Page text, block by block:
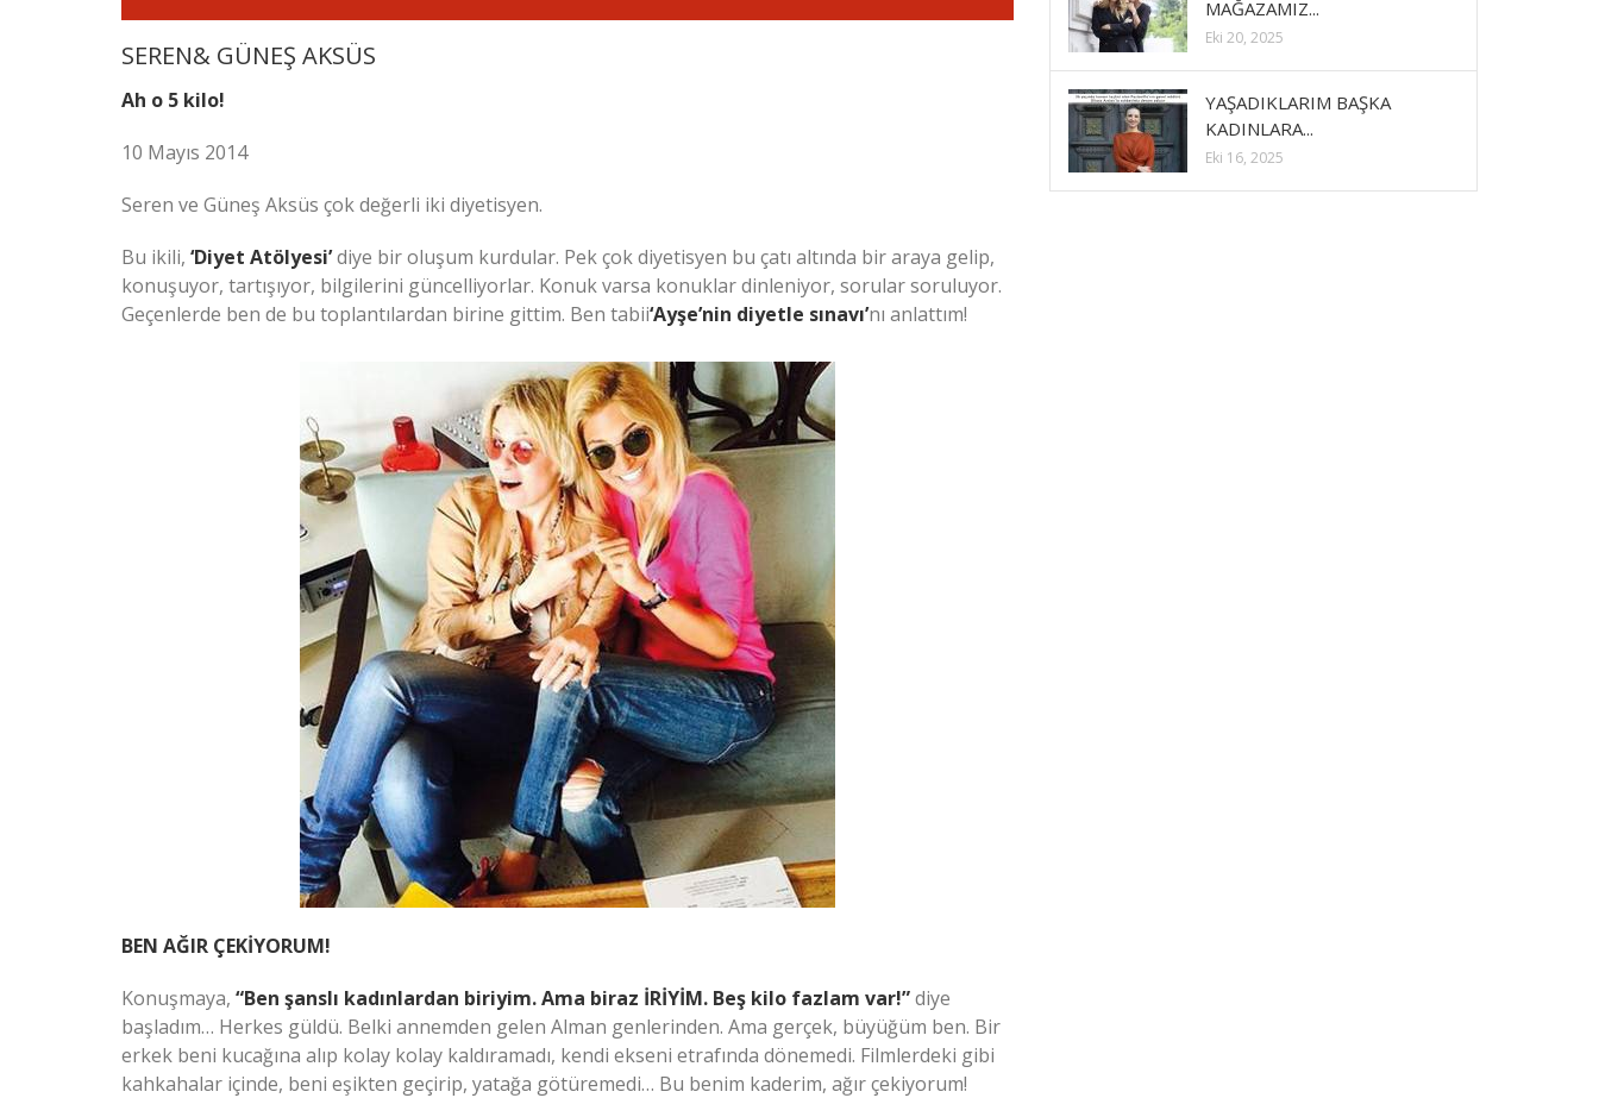
SEREN& GÜNEŞ AKSÜS
Ah o 5 kilo!
10 Mayıs 2014
Seren ve Güneş Aksüs çok değerli iki diyetisyen.
Bu ikili, ‘Diyet Atölyesi’diye bir oluşum kurdular. Pek çok diyetisyen bu çatı altında bir araya gelip,
konuşuyor, tartışıyor, bilgilerini güncelliyorlar. Konuk varsa konuklar dinleniyor, sorular soruluyor.
Geçenlerde ben de bu toplantılardan birine gittim. Ben tabii‘Ayşe’nin diyetle sınavı’nı anlattım!
BEN AĞIR ÇEKİYORUM!
Konuşmaya, “Ben şanslı kadınlardan biriyim. Ama biraz İRİYİM. Beş kilo fazlam var!”diye
başladım… Herkes güldü. Belki annemden gelen Alman genlerinden. Ama gerçek, büyüğüm ben. Bir
erkek beni kucağına alıp kolay kolay kaldıramadı, kendi ekseni etrafında dönemedi. Filmlerdeki gibi
kahkahalar içinde, beni eşikten geçirip, yatağa götüremedi… Bu benim kaderim, ağır çekiyorum!
MAĞAZAMIZ...
Eki 20, 2025
YAŞADIKLARIM BAŞKA
KADINLARA...
Eki 16, 2025